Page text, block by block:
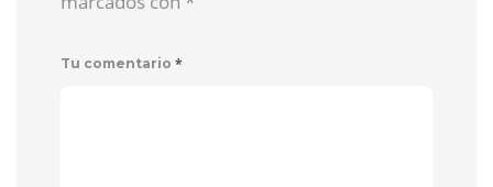
Tu comentario *